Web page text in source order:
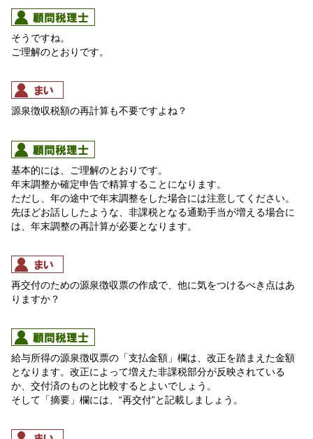
そうですね。
ご理解のとおりです。
源泉徴収税額の再計算も不要ですよね？
基本的には、ご理解のとおりです。
年末調整か確定申告で精算することになります。
ただし、年の途中で年末調整をした場合には注意してください。
先ほどお話ししたような、非課税となる通勤手当が増える場合に
は、年末調整の再計算が必要となります。
再交付のための源泉徴収票の作成で、他に気をつけるべき点はあ
りますか？
給与所得の源泉徴収票の「支払金額」欄は、改正を踏まえた金額
となります。改正によって増えた非課税部分が反映されている
か、交付済のものと比較するとよいでしょう。
そして「摘要」欄には、“再交付”と記載しましょう。